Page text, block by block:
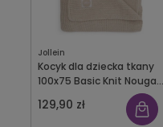
Jollein
Kocyk dla dziecka tkany
100x75 Basic Knit Nougat
129,90 zł